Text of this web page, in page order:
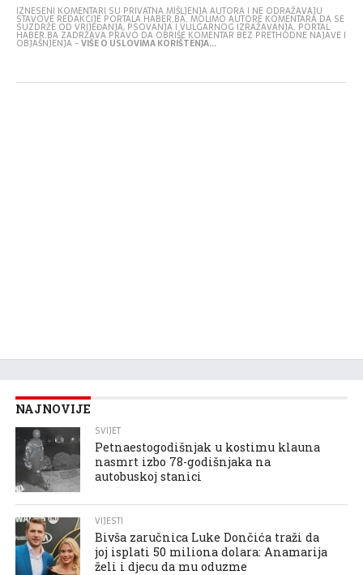
IZNESENI KOMENTARI SU PRIVATNA MIŠLJENJA AUTORA I NE ODRAŽAVAJU
STAVOVE REDAKCIJE PORTALA HABER.BA. MOLIMO AUTORE KOMENTARA DA SE
SUZDRŽE OD VRIJEĐANJA, PSOVANJA I VULGARNOG IZRAŽAVANJA. PORTAL
HABER.BA ZADRŽAVA PRAVO DA OBRIŠE KOMENTAR BEZ PRETHODNE NAJAVE I
OBJAŠNJENJA -VIŠE O USLOVIMA KORIŠTENJA...
NAJNOVIJE
SVIJET
Petnaestogodišnjak u kostimu klauna
nasmrt izbo 78-godišnjaka na
autobuskoj stanici
VIJESTI
Bivša zaručnica Luke Dončića traži da
joj isplati 50 miliona dolara: Anamarija
želi i djecu da mu oduzme